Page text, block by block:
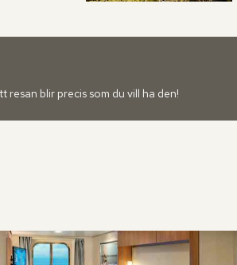
blir precis som du vill ha den!